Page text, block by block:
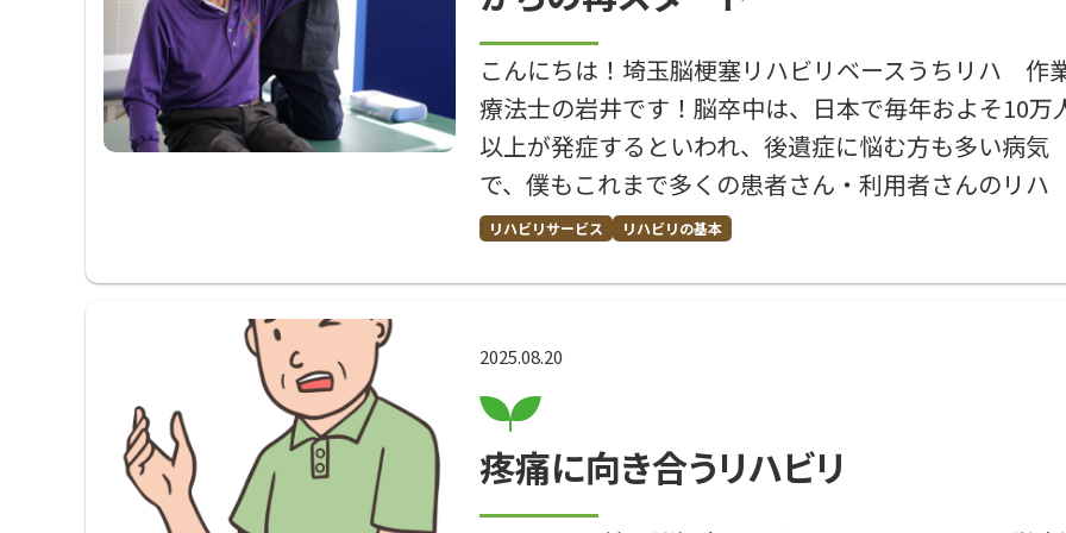
こんにちは！埼玉脳梗塞リハビリベースうちリハ 作
療法士の岩井です！脳卒中は、日本で毎年およそ10万
以上が発症するといわれ、後遺症に悩む方も多い病気
で、僕もこれまで多くの患者さん・利用者さんのリハ
リハビリサービス リハビリの基本
2025.08.20
疼痛に向き合うリハビリ